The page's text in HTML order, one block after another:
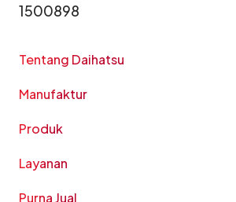
1500898
Tentang Daihatsu
Sustainability
Good Corporate Governance
Karir
Manufaktur
Produk
New Terios
All New Xenia
Layanan
Purna Jual